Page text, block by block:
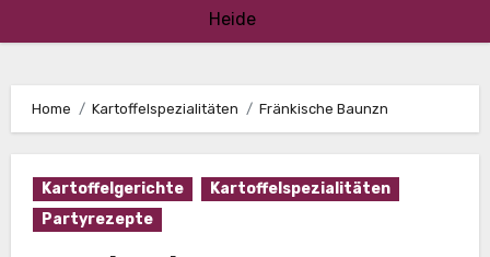
Heide
Home Kartoffelspezialitäten Fränkische Baunzn
Kartoffelgerichte
Kartoffelspezialitäten
Partyrezepte